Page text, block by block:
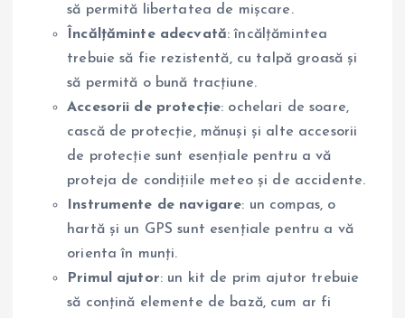
să permită libertatea de mișcare.
Încălțăminte adecvată: încălțămintea
trebuie să fie rezistentă, cu talpă groasă și
să permită o bună tracțiune.
Accesorii de protecție: ochelari de soare,
cască de protecție, mănuși și alte accesorii
de protecție sunt esențiale pentru a vă
proteja de condițiile meteo și de accidente.
Instrumente de navigare: un compas, o
hartă și un GPS sunt esențiale pentru a vă
orienta în munți.
Primul ajutor: un kit de prim ajutor trebuie
să conțină elemente de bază, cum ar fi